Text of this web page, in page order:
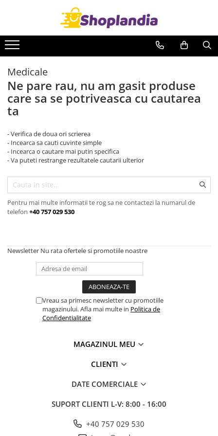
Atelier & Bricolaj
Unelte si scule
Carote
Filiere
Role abrazive
Cutite si placute amovibile
Decapant
Intretinere si reparatii
Auto-Moto
Intretinere caroserie
Solutii antirugina
Aparatura si echipamente
Curatare aer conditionat
Curatare instalatii si centrale
termice
Intretinere uz alimentar
Solutii aparate de cafea
Solutii tehnice
Industriale
Vaseline si lubrifianti
Baie & Bucatarie
Solutii desfundat tevi
Solutii suprafete
Solutii WC
Casa si exterior
Intretinere suprafete
Solutii curatat podele
Industriale
Detergenti
Sapunuri
Medicale
Ne pare rau, nu am gasit produse
care sa se potriveasca cu cautarea
ta
- Verifica de doua ori scrierea
- Incearca sa cauti cuvinte simple
- Incearca o cautare mai putin specifica
- Va puteti restrange rezultatele cautarii ulterior
Pentru mai multe informatii te rog sa ne contactezi la numarul de
telefon +40 757 029 530
Newsletter Nu rata ofertele si promotiile noastre
Vreau sa primesc newsletter cu promotiile
magazinului. Afla mai multe in Politica de
Confidentialitate
MAGAZINUL MEU
CLIENTI
DATE COMERCIALE
SUPORT CLIENTI L-V: 8:00 - 16:00
+40 757 029 530